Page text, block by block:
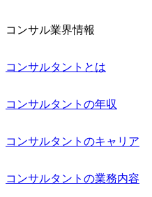
コンサル業界情報
コンサルタントとは
コンサルタントの年収
コンサルタントのキャリア
コンサルタントの業務内容